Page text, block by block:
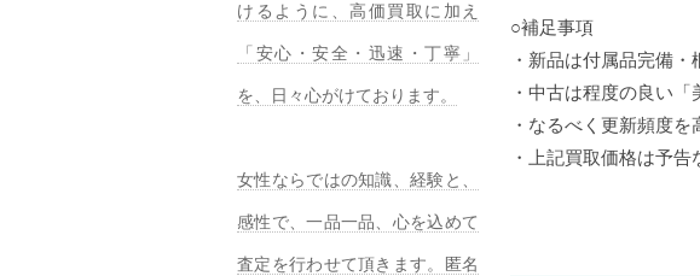
○補足事項
・新品は付属品完備・
・中古は程度の良い
・なるべく更新頻度
・上記買取価格は予告
けるように、高価買取に加え
「安心・安全・迅速・丁寧」
を、日々心がけております。
女性ならではの知識、経験と、
感性で、一品一品、心を込めて
査定を行わせて頂きます。匿名